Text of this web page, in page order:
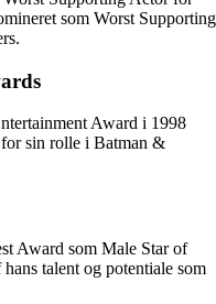
som Worst Supporting
Award i 1998
sin rolle i Batman &
Award som Male Star of
talent og potentiale som